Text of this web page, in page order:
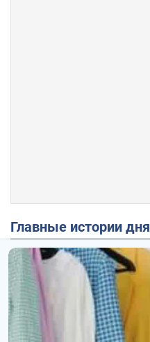
Главные истории дня